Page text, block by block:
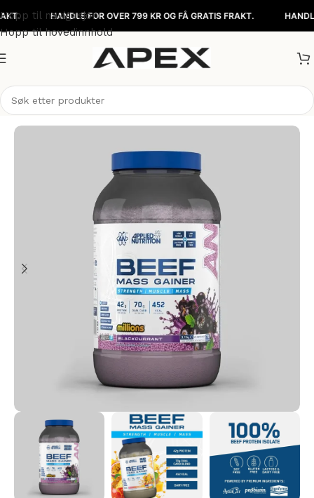
HANDLE FOR OVER 799 KR OG FÅ GRATIS FRAKT. HANDLE
Hopp til navigasjon
Hopp til hovedinnhold
Kosttilskudd